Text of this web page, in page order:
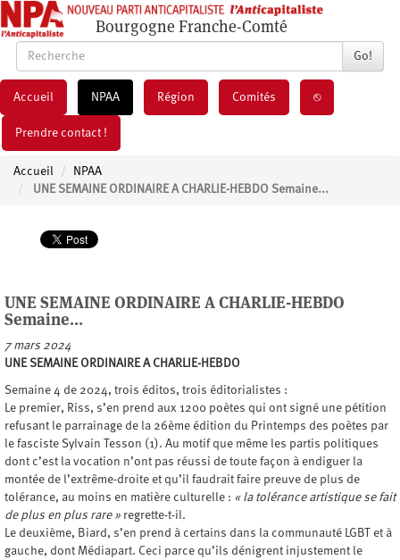
Bourgogne Franche-Comté
Go!
Accueil NPAA Région Comités ⎋
Prendre contact !
Accueil
NPAA
UNE SEMAINE ORDINAIRE A CHARLIE-HEBDO Semaine...
UNE SEMAINE ORDINAIRE A CHARLIE-HEBDO
Semaine...
7 mars 2024
UNE SEMAINE ORDINAIRE A CHARLIE-HEBDO
Semaine 4 de 2024, trois éditos, trois éditorialistes :
Le premier, Riss, s’en prend aux 1200 poètes qui ont signé une pétition
refusant le parrainage de la 26ème édition du Printemps des poètes par
le fasciste Sylvain Tesson (1). Au motif que même les partis politiques
dont c’est la vocation n’ont pas réussi de toute façon à endiguer la
montée de l’extrême-droite et qu’il faudrait faire preuve de plus de
tolérance, au moins en matière culturelle : « la tolérance artistique se fait
de plus en plus rare » regrette-t-il.
Le deuxième, Biard, s’en prend à certains dans la communauté LGBT et à
gauche, dont Médiapart. Ceci parce qu’ils dénigrent injustement le